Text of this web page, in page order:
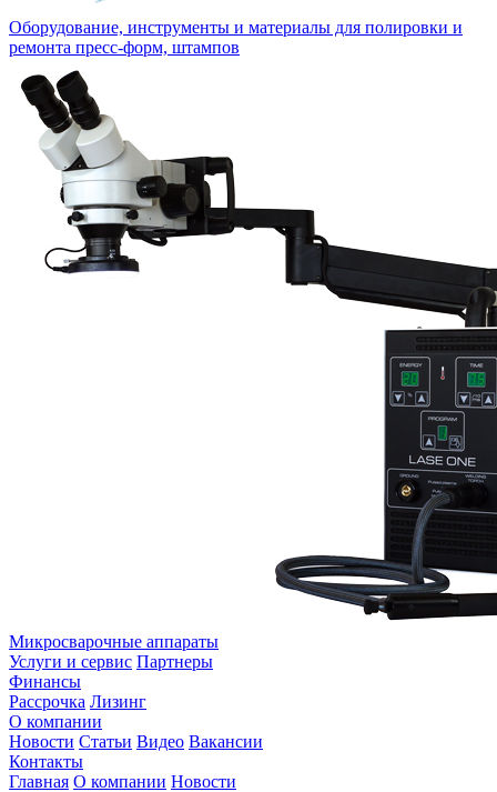
Оборудование, инструменты и материалы для полировки и
ремонта пресс-форм, штампов
Микросварочные аппараты
Услуги и сервис Партнеры
Финансы
Рассрочка Лизинг
О компании
Новости Статьи Видео Вакансии
Контакты
Главная О компании Новости